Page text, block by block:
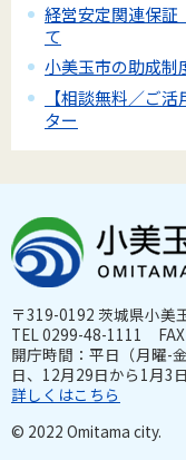
経営安定関連保証
て
小美玉市の助成制
【相談無料／ご
ター
〒319-0192 茨城県小美
TEL 0299-48-1111
開庁時間：平日（月曜-
日、12月29日から1月3
詳しくはこちら
© 2022 Omitama city.